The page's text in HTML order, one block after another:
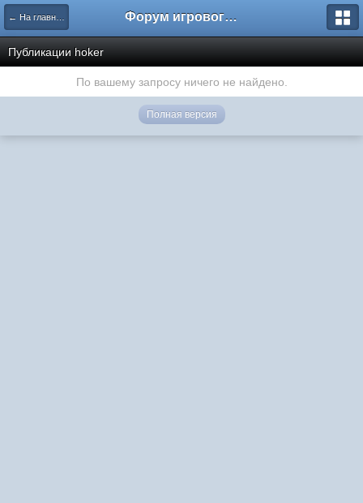
← На главную Форум игрового проекта Riverrise
Публикации hoker
По вашему запросу ничего не найдено.
Полная версия